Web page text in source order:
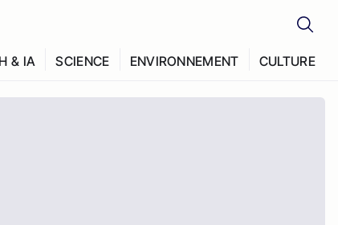
& IA SCIENCE ENVIRONNEMENT CULTURE